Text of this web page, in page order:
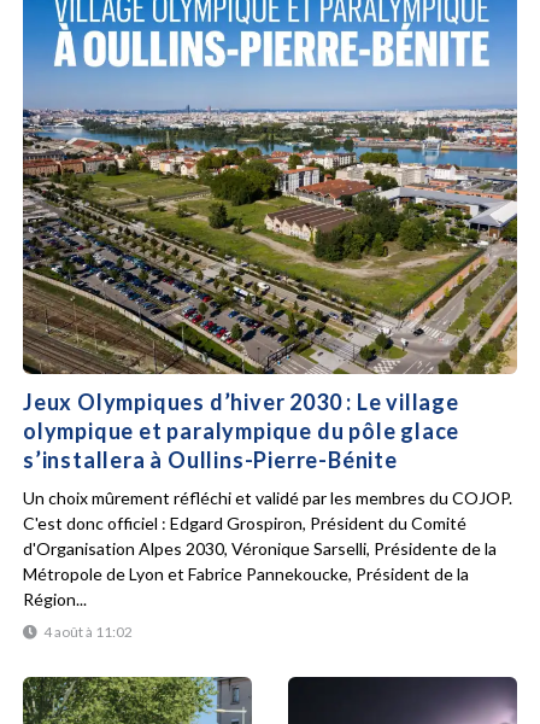
Jeux Olympiques d’hiver 2030 : Le village
olympique et paralympique du pôle glace
s’installera à Oullins-Pierre-Bénite
4 août à 11:02
Un choix mûrement réfléchi et validé par les membres du COJOP.
C'est donc officiel : Edgard Grospiron, Président du Comité
d'Organisation Alpes 2030, Véronique Sarselli, Présidente de la
Métropole de Lyon et Fabrice Pannekoucke, Président de la
Région...